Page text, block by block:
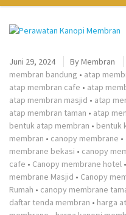
Juni 29, 2024 ByMembran
membran bandung • atap
atap membran cafe • atap
atap membran masjid • atap
atap membran taman • atap
bentuk atap membran • bentuk
membran • canopy membrane •
membrane bekasi • canopy
cafe • Canopy membrane hotel •
membrane Masjid • Canopy
Rumah • canopy membrane
daftar tenda membran • harga